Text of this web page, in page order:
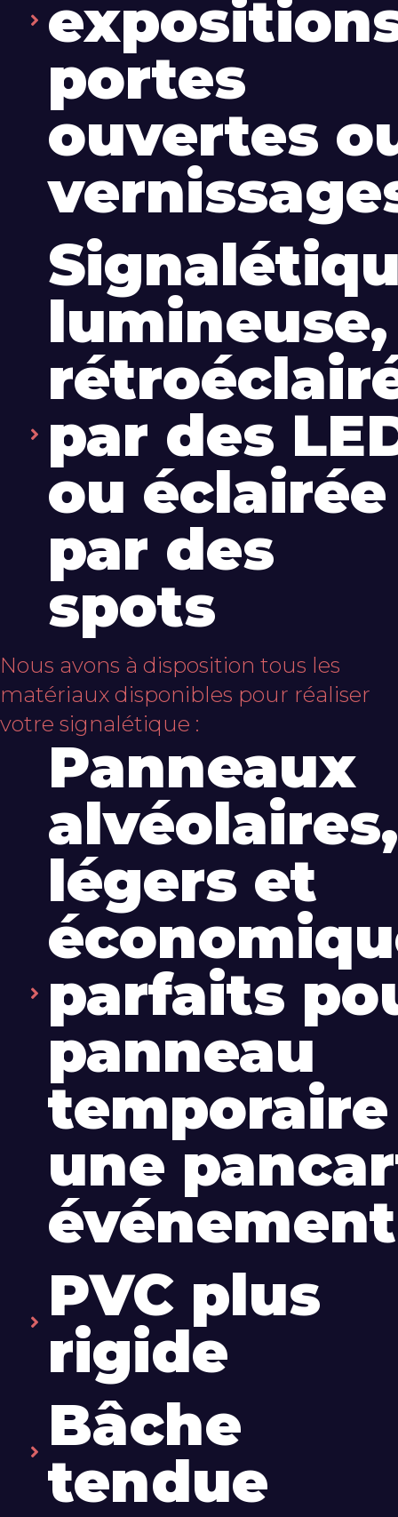
portes
ouvertes
lumineuse,
par des
ou éclairée
par des
spots
Nous avons à disposition tous les
matériaux disponibles pour réaliser
votre signalétique :
Panneaux
alvéolaires,
légers et
parfaits
panneau
une
PVC plus
rigide
Bâche
tendue